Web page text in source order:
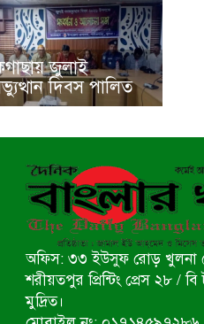
জুলাই
দিবস পালিত
অফিস: ৩৩ ইউসুফ রোড় খুলনা
শরীয়তপুর প্রিন্টিং প্রেস ২৮ /
মুদ্রিত।